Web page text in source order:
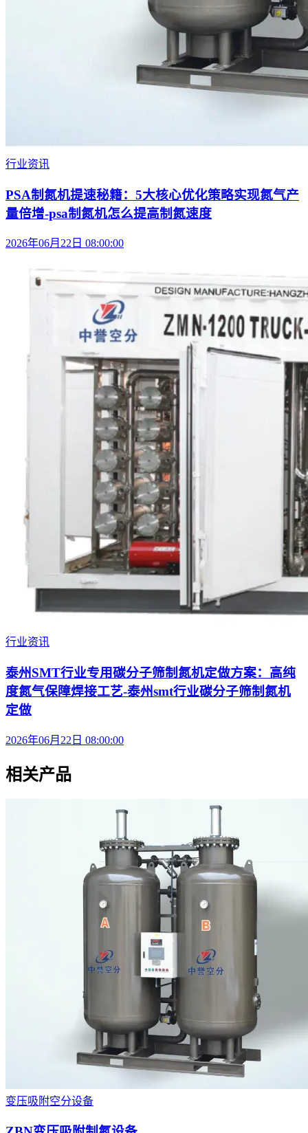
行业资讯
PSA制氮机提速秘籍：5大核心优化策略实现氮气产
量倍增-psa制氮机怎么提高制氮速度
2026年06月22日 08:00:00
行业资讯
泰州SMT行业专用碳分子筛制氮机定做方案：高纯
度氮气保障焊接工艺-泰州smt行业碳分子筛制氮机
定做
2026年06月22日 08:00:00
相关产品
变压吸附空分设备